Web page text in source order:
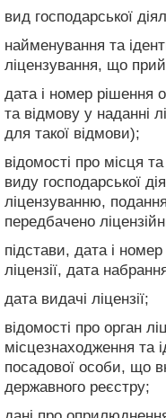
вид господарської
найменування та
ліцензування, що
дата і номер рішення
та відмову у наданні
для такої відмови);
відомості про місця
виду господарської
ліцензуванню,
передбачено
підстави, дата і
ліцензії, дата
дата видачі ліцензії;
відомості про орган
місцезнаходження та
посадової особи, що
державного реєстру;